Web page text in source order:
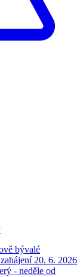
bývalé
20. 6. 2026
- neděle od